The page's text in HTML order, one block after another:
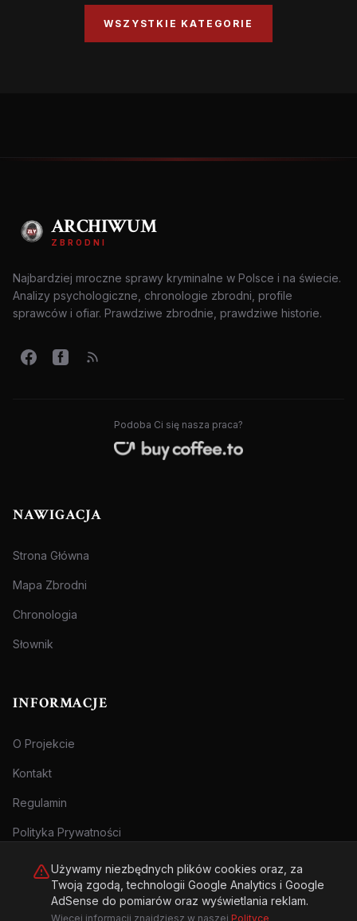
WSZYSTKIE KATEGORIE
ARCHIWUM
ZBRODNI
Najbardziej mroczne sprawy kryminalne w Polsce i na świecie.
Analizy psychologiczne, chronologie zbrodni, profile
sprawców i ofiar. Prawdziwe zbrodnie, prawdziwe historie.
Podoba Ci się nasza praca?
NAWIGACJA
Strona Główna
Mapa Zbrodni
Chronologia
Słownik
INFORMACJE
O Projekcie
Kontakt
Regulamin
Polityka Prywatności
Używamy niezbędnych plików cookies oraz, za
Twoją zgodą, technologii Google Analytics i Google
AdSense do pomiarów oraz wyświetlania reklam.
Więcej informacji znajdziesz w naszej Polityce